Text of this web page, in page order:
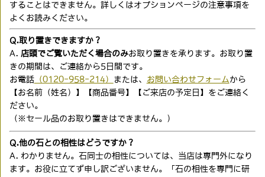
することはできません。詳しくはオプションページの注意事項を
よくお読みください。
Q.取り置きできますか？
A. 店頭でご覧いただく場合のみお取り置きを承ります。お取り置
きの期間は、ご連絡から5日間です。
お電話（0120-958-214） または、 お問い合わせフォーム から
【お名前（姓名）】【商品番号】【ご来店の予定日】をご連絡く
ださい。
（※セール品のお取り置きはできません。）
Q.他の石との相性はどうですか？
A. わかりません。石同士の相性については、当店は専門外になり
ます。お役に立てず申し訳ございません。「石の相性を専門に研